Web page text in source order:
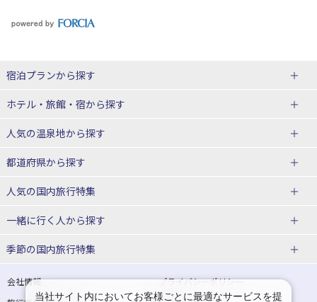
宿泊プランから探す
北海道
東北
青森県
宮城県
山形県
関東
ホテル・旅館・宿から探す
北海道ホテル・旅館
青森県ホテル・旅館
宮城県ホテル・旅館
山形県ホテル・旅館
人気の温泉地から探す
北海道
湯の川温泉(北海道)
十勝川温泉(北海道)
洞爺湖温泉(北海道)
層雲峡温泉(北海道)
都道府県から探す
北海道旅行・ツアー
東北
青森旅行・ツアー 岩手旅行・ツアー
人気の国内旅行特集
東京ディズニーリゾート®への旅
ユニバーサル・スタジオ・ジャパ
一緒に行く人から探す
一人旅 国内版
カップル・夫婦旅行 国内版 女子旅 国内版
季節の国内旅行特集
桜・お花見特集
ゴールデンウィーク（GW）の国内
旅行
会社情報
プライバシーポリシー
当社サイト内においてお客様ごとに最適なサービスを提